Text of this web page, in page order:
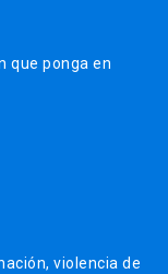
que ponga en
violencia de